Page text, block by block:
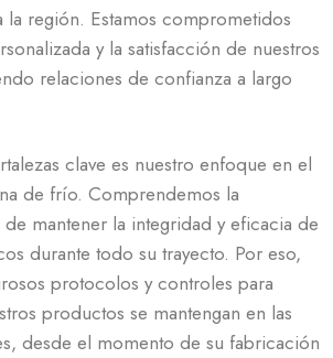
la región. Estamos comprometidos
y la satisfacción de nuestros
relaciones de confianza a largo
clave es nuestro enfoque en el
de frío. Comprendemos la
mantener la integridad y eficacia de
durante todo su trayecto. Por eso,
protocolos y controles para
productos se mantengan en las
desde el momento de su fabricación